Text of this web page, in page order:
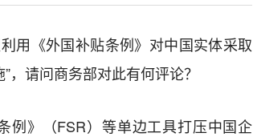
用《外国补贴条例》对中国实体采取
，请问商务部对此有何评论？
例》（FSR）等单边工具打压中国企